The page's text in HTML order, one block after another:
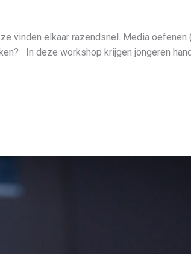
vinden elkaar razendsnel. Media
In deze workshop krijgen jongeren